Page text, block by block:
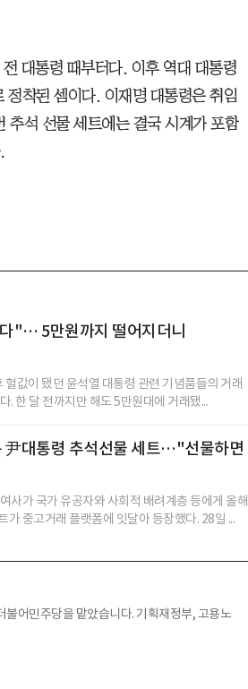
대통령 때부터다. 이후 역대 대통령
정착된 셈이다. 이재명 대통령은 취임
추석 선물 세트에는 결국 시계가 포함
"… 5만원까지 떨어지더니
헐값이 됐던 윤석열 대통령 관련 기념품들의 거래
. 한 달 전까지만 해도 5만원대에 거래됐...
尹대통령 추석선물 세트…"선물하면
사가 국가 유공자와 사회적 배려계층 등에게 올해
가 중고거래 플랫폼에 잇달아 등장했다. 28일 ...
어민주당을 맡았습니다. 기획재정부, 고용노